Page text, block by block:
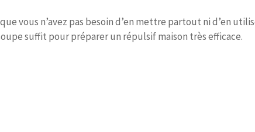
vous n’avez pas besoin d’en mettre partout ni d’en
suffit pour préparer un répulsif maison très efficace.